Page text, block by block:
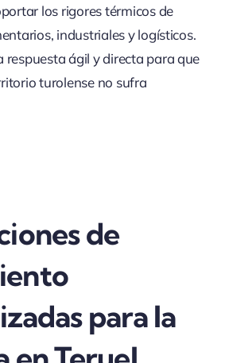
los rigores térmicos de
industriales y logísticos.
respuesta ágil y directa para que
turolense no sufra
de
para la